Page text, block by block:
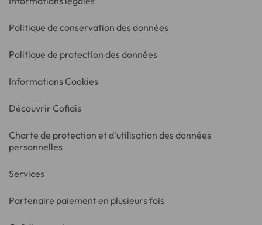
Politique de conservation des données
Politique de protection des données
Informations Cookies
Découvrir Cofidis
Charte de protection et d'utilisation des données
personnelles
Services
Partenaire paiement en plusieurs fois